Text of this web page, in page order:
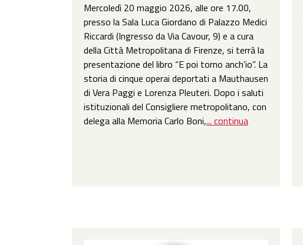
Mercoledì 20 maggio 2026, alle ore 17.00,
presso la Sala Luca Giordano di Palazzo Medici
Riccardi (Ingresso da Via Cavour, 9) e a cura
della Città Metropolitana di Firenze, si terrà la
presentazione del libro “E poi torno anch’io”. La
storia di cinque operai deportati a Mauthausen
di Vera Paggi e Lorenza Pleuteri. Dopo i saluti
istituzionali del Consigliere metropolitano, con
delega alla Memoria Carlo Boni,... continua